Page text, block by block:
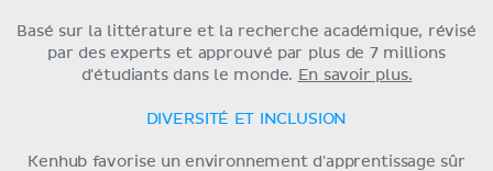
Basé sur la littérature et la recherche académique, révisé
par des experts et approuvé par plus de 7 millions
d'étudiants dans le monde. En savoir plus.
DIVERSITÉ ET INCLUSION
Kenhub favorise un environnement d'apprentissage sûr